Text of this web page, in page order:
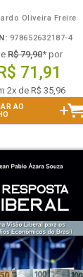
Oliveira Freire
978652632187-4
R$ 79,90* por
R$ 71,91
2x de R$ 35,96
AO